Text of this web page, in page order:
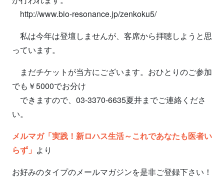
http://www.bio-resonance.jp/zenkoku5/
私は今年は登壇しませんが、客席から拝聴しようと思
っています。
まだチケットが当方にございます。おひとりのご参加
でも￥5000でお分け
できますので、03-3370-6635夏井までご連絡くださ
い。
メルマガ「実践！新ロハス生活～これであなたも医者い
らず」 より
お好みのタイプのメールマガジンを是非ご登録下さい！